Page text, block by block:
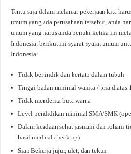
Tentu saja dalam melamar pekerjaan kita
umum yang ada perusahaan tersebut, anda
umum yang harus anda penuhi ketika ini
Indonesia, berikut ini syarat-syarat umum
Indonesia:
Tidak bertindik dan bertato dalam tubuh
Tinggi badan minimal wanita / pria diatas
Tidak menderita buta warna
Level pendidikan minimal SMA/SMK
Dalam keadaan sehat jasmani dan rohani
hasil medical check up)
Siap Bekerja jujur, ulet, dan tekun